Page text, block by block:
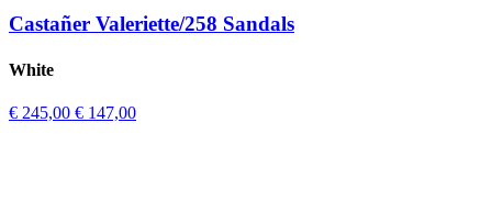
Castañer Valeriette/258 Sandals
White
€ 245,00 € 147,00